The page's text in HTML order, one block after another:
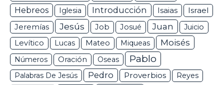
Hebreos
Iglesia Introducción Isaias Israel
Jeremías Jesús Job Josué Juan
Juicio
Levítico
Lucas Mateo Miqueas Moisés
Números Oración Oseas Pablo
Palabras De Jesús Pedro Proverbios Reyes